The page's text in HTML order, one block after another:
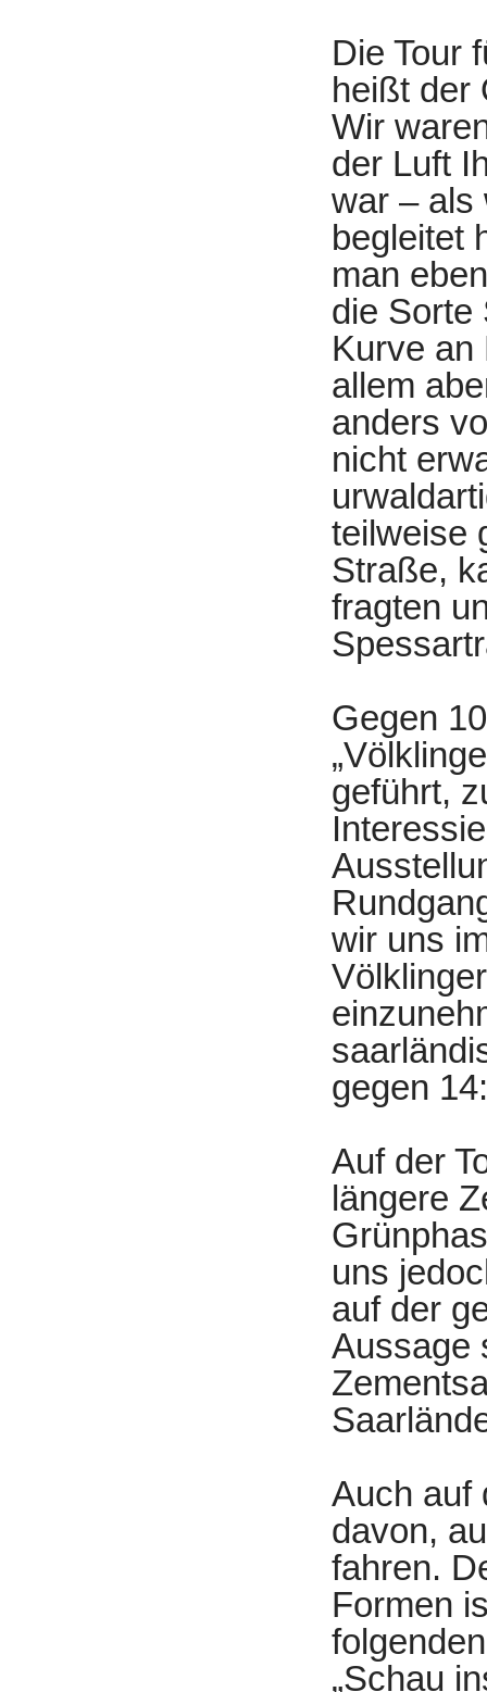
Die Tour
heißt der
Wir
der Luft
war – als
begleitet
man
die Sorte
Kurve an
allem
anders
nicht
teilweise
Straße,
fragten
Gegen
geführt,
wir uns
gegen
Auf der
längere
uns
auf der
Aussage
Auch auf
davon,
fahren.
Formen
„Schau